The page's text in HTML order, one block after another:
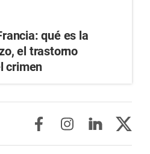
qué es la
el trastorno
crimen